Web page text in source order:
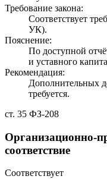
Требование закона:
Соответствует
УК).
Пояснение:
По доступной
и уставного
Рекомендация:
Дополнительных
требуется.
ст. 35 ФЗ-208
Организационно-
соответствие
Соответствует